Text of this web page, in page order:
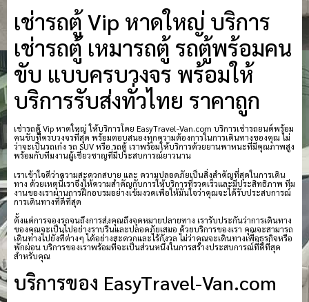
เช่ารถตู้ Vip หาดใหญ่ บริการ
เช่ารถตู้ เหมารถตู้ รถตู้พร้อมคน
ขับ แบบครบวงจร พร้อมให้
บริการรับส่งทั่วไทย ราคาถูก
เช่ารถตู้ Vip หาดใหญ่ ให้บริการโดย EasyTravel-Van.com บริการเช่ารถยนต์พร้อม
คนขับที่ครบวงจรที่สุด พร้อมตอบสนองทุกความต้องการในการเดินทางของคุณ ไม่
ว่าจะเป็นรถเก๋ง รถ SUV หรือ รถตู้ เราพร้อมให้บริการด้วยยานพาหนะที่มีคุณภาพสูง
พร้อมกับทีมงานผู้เชี่ยวชาญที่มีประสบการณ์ยาวนาน
เราเข้าใจดีว่าความสะดวกสบาย และ ความปลอดภัยเป็นสิ่งสำคัญที่สุดในการเดิน
ทาง ด้วยเหตุนี้เราจึงให้ความสำคัญกับการให้บริการที่รวดเร็วและมีประสิทธิภาพ ทีม
งานของเราผ่านการฝึกอบรมอย่างเข้มงวดเพื่อให้มั่นใจว่าคุณจะได้รับประสบการณ์
การเดินทางที่ดีที่สุด
ตั้งแต่การจองรถจนถึงการส่งคุณถึงจุดหมายปลายทาง เรารับประกันว่าการเดินทาง
ของคุณจะเป็นไปอย่างราบรื่นและปลอดภัยเสมอ ด้วยบริการของเรา คุณจะสามารถ
เดินทางไปยังที่ต่างๆ ได้อย่างสะดวกและไร้กังวล ไม่ว่าคุณจะเดินทางเพื่อธุรกิจหรือ
พักผ่อน บริการของเราพร้อมที่จะเป็นส่วนหนึ่งในการสร้างประสบการณ์ที่ดีที่สุด
สำหรับคุณ
บริการของ EasyTravel-Van.com